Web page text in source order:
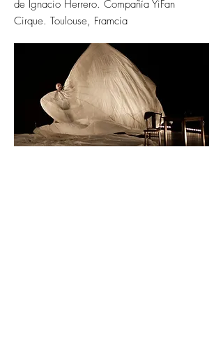
de Ignacio Herrero. Compañía YiFan
Cirque. Toulouse, Framcia